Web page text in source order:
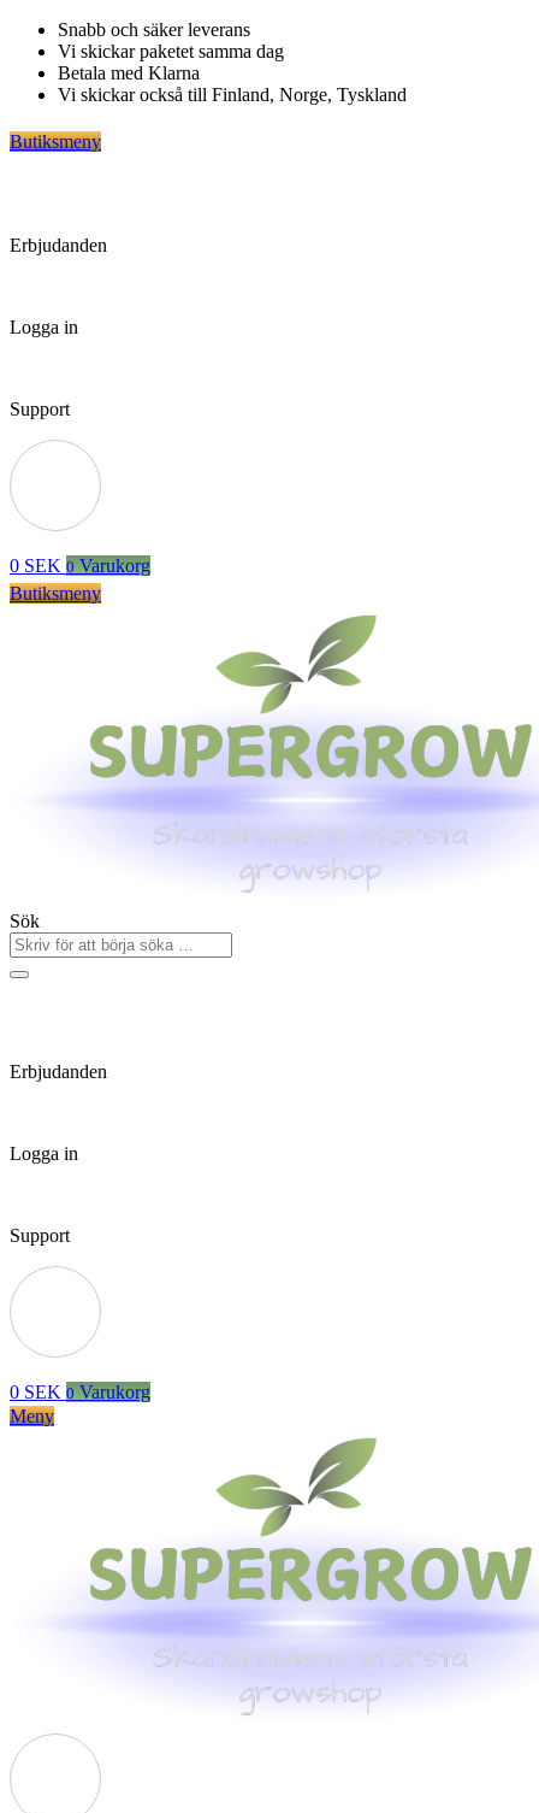
Hoppa
innehåll
Snabb och säker leverans
Vi skickar paketet samma dag
Betala med Klarna
Vi skickar också till Finland, Norge, Tyskland
Butiksmeny
Erbjudanden
Logga in
Support
0 SEK 0 Varukorg
Butiksmeny
Sök
Erbjudanden
Logga in
Support
0 SEK 0 Varukorg
Meny